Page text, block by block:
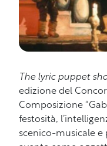
The lyric puppet
edizione del
Composizione
festosità,
scenico-musicale